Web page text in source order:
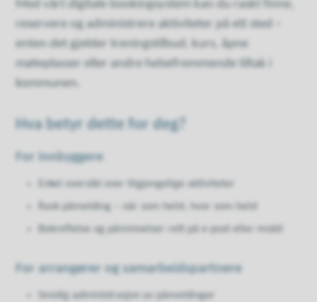
Med vårt digitale bookingsystem kan du raskt finne,
reservere og administrere aktiviteter på ett sted –
enten det gjelder treningstilbud, kurs, åpne
møteplasser eller andre helsefremmende tiltak i
kommunen.
Hva betyr dette for deg?
For innbyggere
Enkel oversikt over tilgjengelige aktiviteter
Rask påmelding – når som helst, hvor som helst
Bekreftelse og påminnelser rett på e-post eller mobil
For arrangører og samarbeidspartnere
Smidig administrasjon av påmeldinger